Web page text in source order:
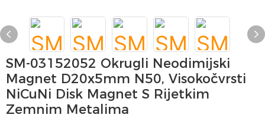
SM-03152052 Okrugli Neodimijski
Magnet D20x5mm N50, Visokočvrsti
NiCuNi Disk Magnet S Rijetkim
Zemnim Metalima